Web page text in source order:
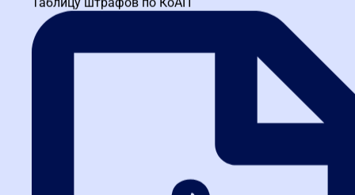
Правительства Санкт-Петербурга. Сочетание...
Спирин Андрей Андреевич